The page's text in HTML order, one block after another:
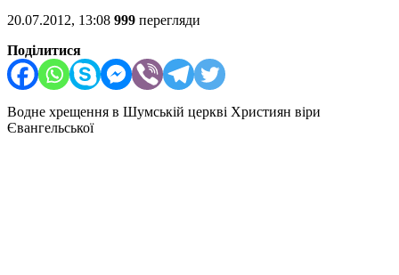
20.07.2012, 13:08 999 перегляди
Поділитися
Водне хрещення в Шумській церкві Християн віри
Євангельської